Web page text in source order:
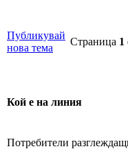
Публикувай
нова тема
Страница 1
Кой е на линия
Потребители